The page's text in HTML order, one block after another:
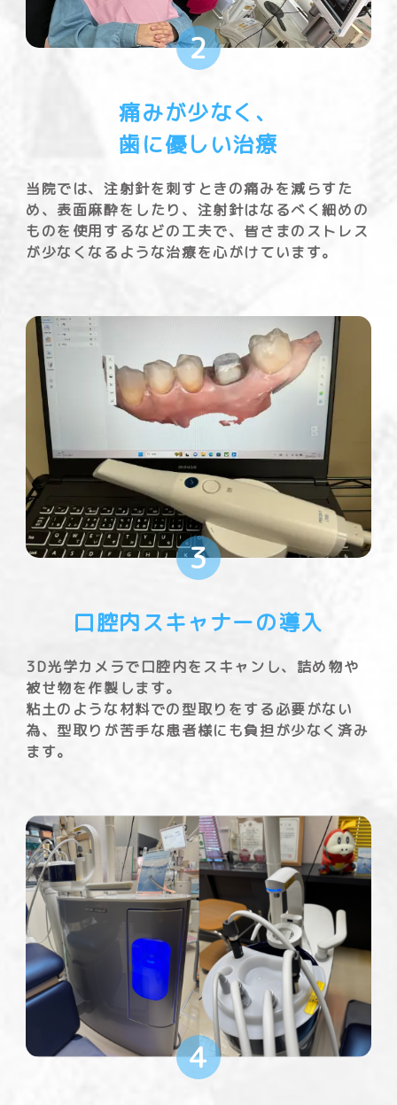
2
痛みが少なく、
歯に優しい治療
当院では、注射針を刺すときの痛みを減らすた
め、表面麻酔をしたり、注射針はなるべく細めの
ものを使用するなどの工夫で、皆さまのストレス
が少なくなるような治療を心がけています。
3
口腔内スキャナーの導入
3D光学カメラで口腔内をスキャンし、詰め物や
被せ物を作製します。
粘土のような材料での型取りをする必要がない
為、型取りが苦手な患者様にも負担が少なく済み
ます。
4